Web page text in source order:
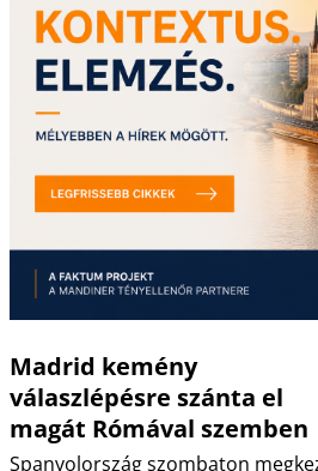
Madrid kemény
válaszlépésre szánta el
magát Rómával szemben
Spanyolország szombaton